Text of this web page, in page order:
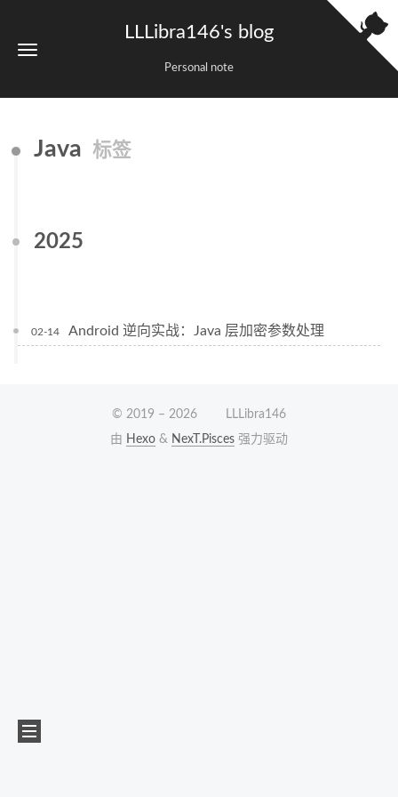
LLLibra146's blog
Personal note
Java 标签
2025
02-14 Android 逆向实战：Java 层加密参数处理
© 2019 –2026
LLLibra146
由 Hexo & NexT.Pisces 强力驱动